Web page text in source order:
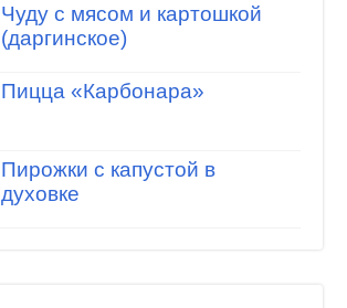
Чуду с мясом и картошкой
(даргинское)
Пицца «Карбонара»
Пирожки с капустой в
духовке